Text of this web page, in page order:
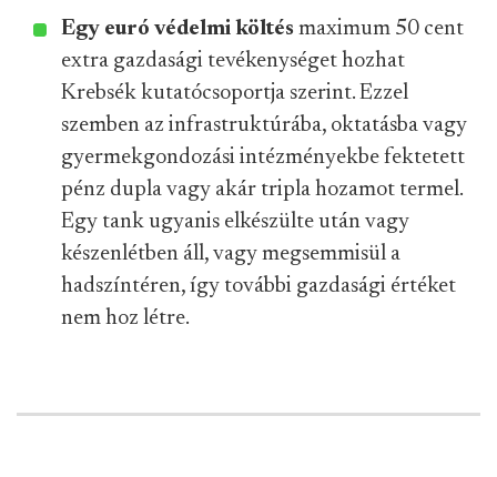
Egy euró védelmi költés maximum 50 cent
extra gazdasági tevékenységet hozhat
Krebsék kutatócsoportja szerint. Ezzel
szemben az infrastruktúrába, oktatásba vagy
gyermekgondozási intézményekbe fektetett
pénz dupla vagy akár tripla hozamot termel.
Egy tank ugyanis elkészülte után vagy
készenlétben áll, vagy megsemmisül a
hadszíntéren, így további gazdasági értéket
nem hoz létre.